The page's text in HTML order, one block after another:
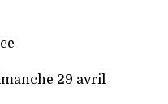
29 avril